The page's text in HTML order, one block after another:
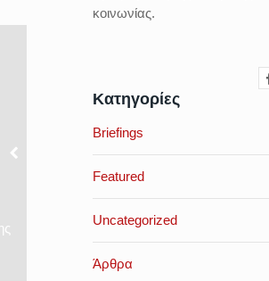
κοινωνίας.
Κατηγορίες
Briefings
Featured
Uncategorized
Άρθρα